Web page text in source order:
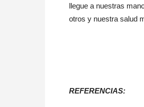
llegue a nuestras
otros y nuestra salud
REFERENCIAS: